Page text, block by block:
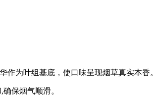
为叶组基底，使口味呈现烟草真实本香。
保烟气顺滑。